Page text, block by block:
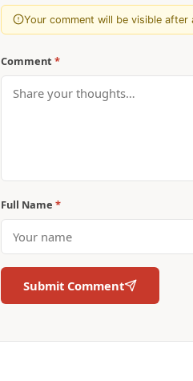
Your comment will be visible after
Comment *
Full Name *
Submit Comment